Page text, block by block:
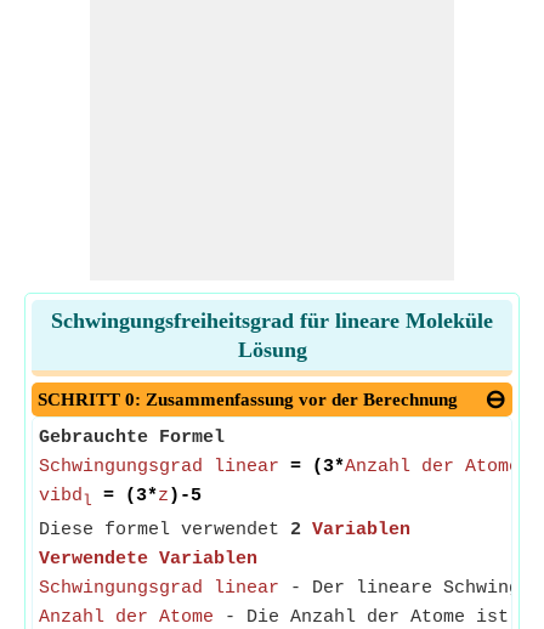
Schwingungsfreiheitsgrad für lineare Moleküle
Lösung
SCHRITT 0: Zusammenfassung vor der Berechnung
Gebrauchte Formel
Schwingungsgrad linear = (3*Anzahl der Atome
vibd l = (3*z )-5
Diese formel verwendet 2 Variablen
Verwendete Variablen
Schwingungsgrad linear - Der lineare
Anzahl der Atome - Die Anzahl der Atome ist